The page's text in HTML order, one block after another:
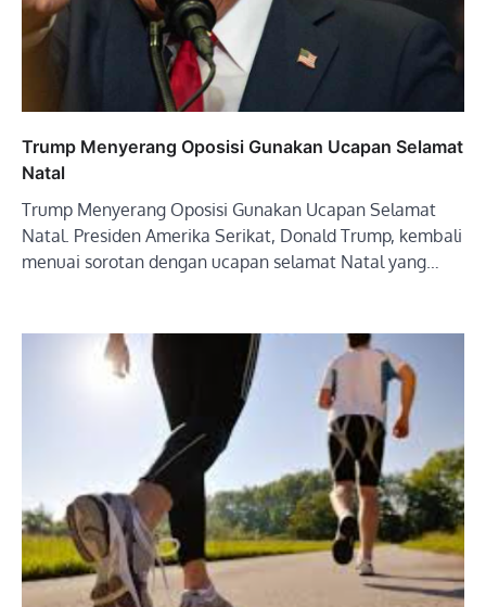
Trump Menyerang Oposisi Gunakan Ucapan Selamat
Natal
Trump Menyerang Oposisi Gunakan Ucapan Selamat
Natal. Presiden Amerika Serikat, Donald Trump, kembali
menuai sorotan dengan ucapan selamat Natal yang…